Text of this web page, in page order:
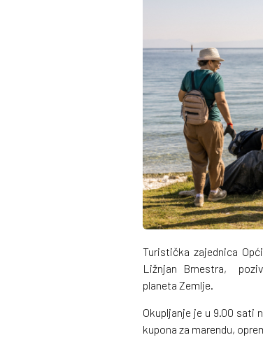
Turistička zajednica
Ližnjan Brnestra,
planeta Zemlje.
Okupljanje je u 9.00 sati
kupona za marendu,